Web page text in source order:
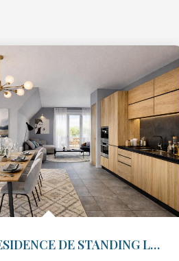
BEAUNE, RESIDENCE DE STANDING LE GRAND CRU